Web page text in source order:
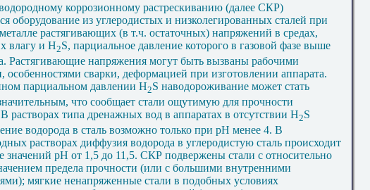
коррозионному растрескиванию (далее СКР)
оборудование из углеродистых и низколегированных сталей при
растягивающих (в т.ч. остаточных) напряжений в средах,
влагу и Н2S, парциальное давление которого в газовой фазе выше
Растягивающие напряжения могут быть вызваны рабочими
особенностями сварки, деформацией при изготовлении аппарата.
парциальном давлении Н2S наводороживание может стать
что сообщает стали ощутимую для прочности
растворах типа дренажных вод в аппаратах в отсутствии Н2S
водорода в сталь возможно только при рН менее 4. В
растворах диффузия водорода в углеродистую сталь происходит
значений рН от 1,5 до 11,5. СКР подвержены стали с относительно
предела прочности (или с большими внутренними
мягкие ненапряженные стали в подобных условиях